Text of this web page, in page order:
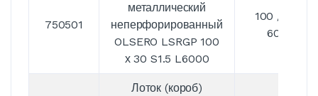
750501
металлический
неперфорированный
OLSERO LSRGP 100
х 30 S1.5 L6000
100 / 30 /
6000
Лоток (короб)